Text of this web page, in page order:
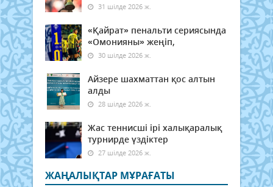
31 шілде 2026 ж.
«Қайрат» пенальти сериясында
«Омонияны» жеңіп,
30 шілде 2026 ж.
Айзере шахматтан қос алтын
алды
28 шілде 2026 ж.
Жас теннисші ірі халықаралық
турнирде үздіктер
27 шілде 2026 ж.
ЖАҢАЛЫҚТАР МҰРАҒАТЫ